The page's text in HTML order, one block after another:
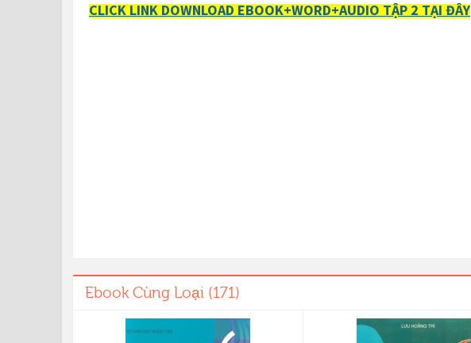
CLICK LINK DOWNLOAD EBOOK+WORD+AUDIO TẬP 2 TẠI ĐÂY
Ebook Cùng Loại (171)